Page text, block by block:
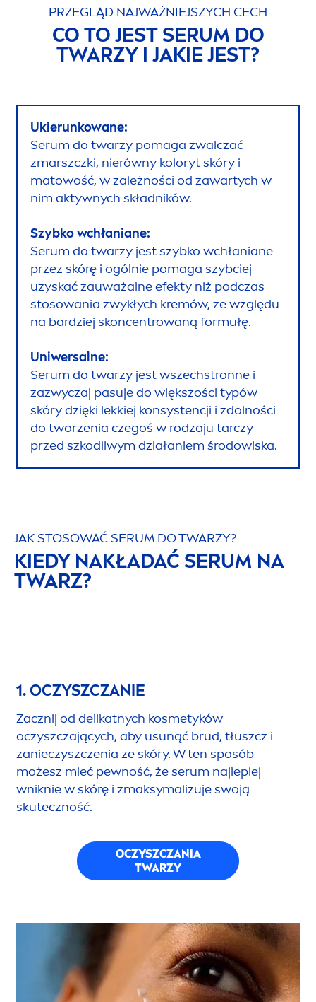
PRZEGLĄD NAJWAŻNIEJSZYCH CECH
CO TO JEST SERUM DO
TWARZY I JAKIE JEST?
Ukierunkowane:
Serum do twarzy pomaga zwalczać
zmarszczki, nierówny koloryt skóry i
matowość, w zależności od zawartych w
nim aktywnych składników.
Szybko wchłaniane:
Serum do twarzy jest szybko wchłaniane
przez skórę i ogólnie pomaga szybciej
uzyskać zauważalne efekty niż podczas
stosowania zwykłych kremów, ze względu
na bardziej skoncentrowaną formułę.
Uniwersalne:
Serum do twarzy jest wszechstronne i
zazwyczaj pasuje do większości typów
skóry dzięki lekkiej konsystencji i zdolności
do tworzenia czegoś w rodzaju tarczy
przed szkodliwym działaniem środowiska.
JAK STOSOWAĆ SERUM DO TWARZY?
KIEDY NAKŁADAĆ SERUM NA
TWARZ?
1. OCZYSZCZANIE
Zacznij od delikatnych kosmetyków
oczyszczających, aby usunąć brud, tłuszcz i
zanieczyszczenia ze skóry. W ten sposób
możesz mieć pewność, że serum najlepiej
wniknie w skórę i zmaksymalizuje swoją
skuteczność.
OCZYSZCZANIA
TWARZY